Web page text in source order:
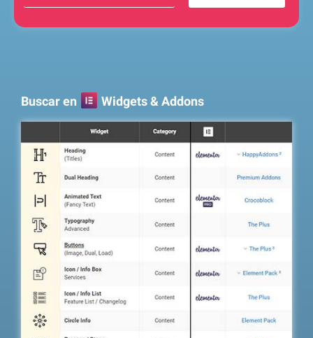
Buscar en Widgets & Addons